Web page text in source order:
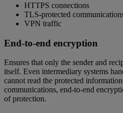
HTTPS connections
TLS-protected
VPN traffic
End-to-end encryption
Ensures that only the sender and
itself. Even intermediary systems
cannot read the protected
communications, end-to-end
of protection.